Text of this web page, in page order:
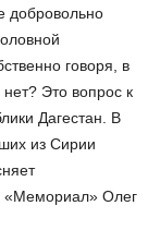
добровольно
говоря, в
Это вопрос к
Дагестан. В
из Сирии
«Мемориал» Олег